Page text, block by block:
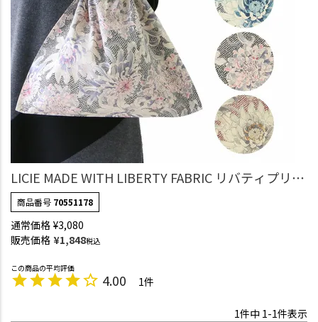
LICIE MADE WITH LIBERTY FABRIC リバティプリン
ト 日本製 綿100％ ブロード Alexander Blooms あず
ま袋 サブバッグ エコバッグ 70551178
商品番号 70551178
通常価格 ¥3,080
販売価格 ¥1,848税込
4.00 1
1件中 1-1件表示